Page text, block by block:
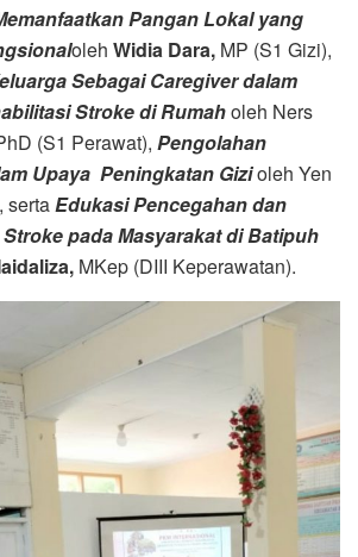
Pangan Lokal yang
oleh Widia Dara, MP (S1 Gizi),
Sebagai Caregiver dalam
Stroke di Rumaholeh Ners
(S1 Perawat), Pengolahan
Upaya Peningkatan Gizioleh Yen
sertaEdukasi Pencegahan dan
pada Masyarakat di Batipuh
MKep (DIII Keperawatan).